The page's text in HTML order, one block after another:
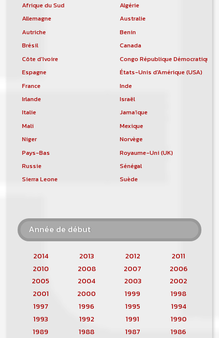
Afrique du Sud
Algérie
Allemagne
Australie
Autriche
Benin
Brésil
Canada
Côte d'Ivoire
Congo République Démocratique
Espagne
États-Unis d'Amérique (USA)
France
Inde
Irlande
Israël
Italie
Jamaïque
Mali
Mexique
Niger
Norvège
Pays-Bas
Royaume-Uni (UK)
Russie
Sénégal
Sierra Leone
Suède
Année de début
2014 2013 2012
2011
2010
2008 2007
2006
2005
2004 2003
2002
2001
2000 1999
1998
1997
1996 1995
1994
1993
1992 1991
1990
1989
1988 1987
1986